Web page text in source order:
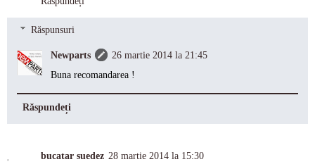
Răspunsuri
Newparts
26 martie 2014 la 21:45
Buna recomandarea !
Răspundeți
bucatar suedez 28 martie 2014 la 15:30